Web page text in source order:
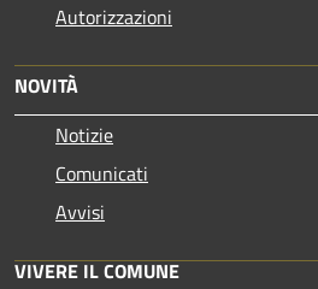
Autorizzazioni
NOVITÀ
Notizie
Comunicati
Avvisi
VIVERE IL COMUNE